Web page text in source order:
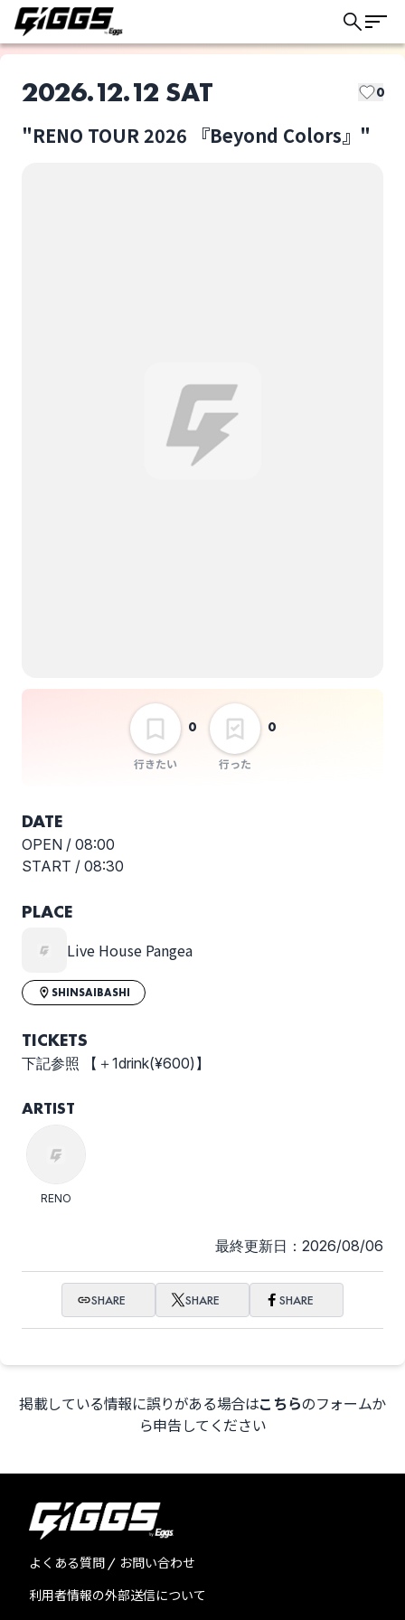
2026.12.12 SAT 0
"RENO TOUR 2026 『Beyond Colors』"
行きたい
0
行った
0
DATE
OPEN / 08:00
START / 08:30
PLACE
Live House Pangea
SHINSAIBASHI
TICKETS
下記参照 【＋1drink(¥600)】
ARTIST
RENO
最終更新日：2026/08/06
SHARE SHARE SHARE
掲載している情報に誤りがある場合はこちらのフォームか
ら申告してください
このライブの取り置きは終了しました
よくある質問 / お問い合わせ
利用者情報の外部送信について